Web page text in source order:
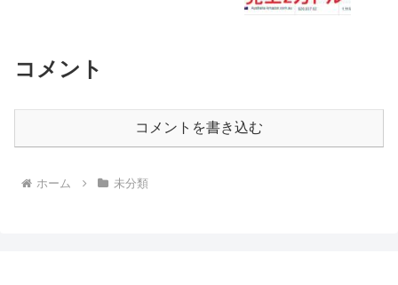
コメント
コメントを書き込む
ホーム 未分類